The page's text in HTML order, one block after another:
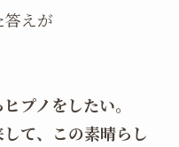
答えが
プノをしたい。
て、この素晴らし